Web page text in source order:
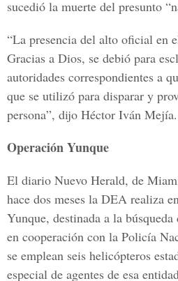
sucedió la muerte del presunto
“La presencia del alto oficial en
Gracias a Dios, se debió para
autoridades correspondientes a
que se utilizó para disparar y
persona”, dijo Héctor Iván Mejía.
Operación Yunque
El diario Nuevo Herald, de
hace dos meses la DEA realiza
Yunque, destinada a la búsqueda
en cooperación con la Policía
se emplean seis helicópteros
especial de agentes de esa